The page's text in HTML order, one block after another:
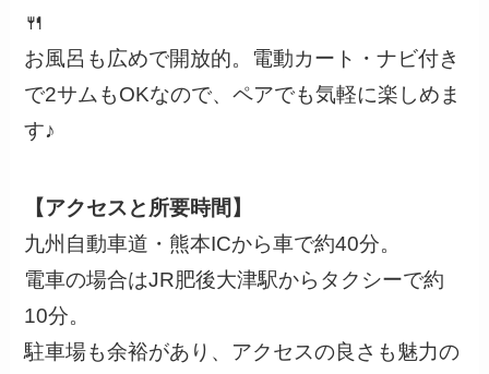
🍴
お風呂も広めで開放的。電動カート・ナビ付き
で2サムもOKなので、ペアでも気軽に楽しめま
す♪
【アクセスと所要時間】
九州自動車道・熊本ICから車で約40分。
電車の場合はJR肥後大津駅からタクシーで約
10分。
駐車場も余裕があり、アクセスの良さも魅力の